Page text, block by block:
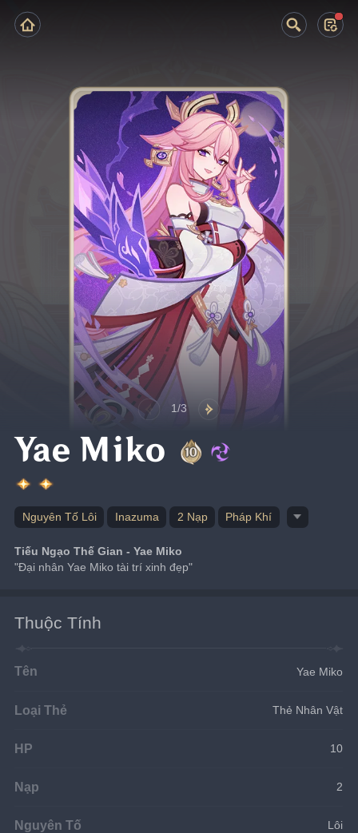
1/3
Yae Miko
Nguyên Tố Lôi Inazuma 2 Nạp Pháp Khí
Tiếu Ngạo Thế Gian - Yae Miko
"Đại nhân Yae Miko tài trí xinh đẹp"
Thuộc Tính
Tên Yae Miko
Loại Thẻ Thẻ Nhân Vật
HP 10
Nạp 2
Nguyên Tố Lôi